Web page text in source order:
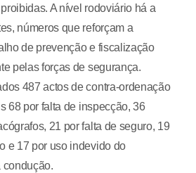
A nível rodoviário há a
números que reforçam a
de prevenção e fiscalização
pelas forças de segurança.
487 actos de contra-ordenação
68 por falta de inspecção, 36
21 por falta de seguro, 19
e 17 por uso indevido do
condução.